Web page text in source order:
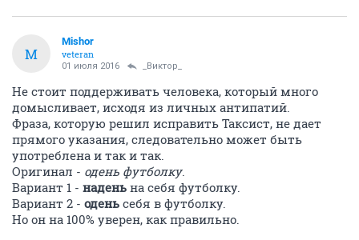
M
Mishor
veteran
01 июля 2016 _Виктор_
Не стоит поддерживать человека, который много
домысливает, исходя из личных антипатий.
Фраза, которую решил исправить Таксист, не дает
прямого указания, следовательно может быть
употреблена и так и так.
Оригинал - одень футболку.
Вариант 1 - надень на себя футболку.
Вариант 2 - одень себя в футболку.
Но он на 100% уверен, как правильно.